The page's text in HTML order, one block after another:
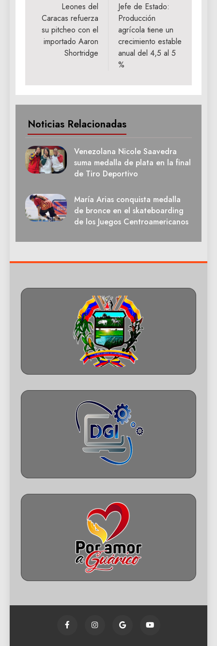
entradas
Leones del
Caracas refuerza
su pitcheo con el
importado Aaron
Shortridge
Jefe de Estado:
Producción
agrícola tiene un
crecimiento estable
anual del 4,5 al 5
%
Noticias Relacionadas
Venezolana Nicole Saavedra
suma medalla de plata en la final
de Tiro Deportivo
María Arias conquista medalla
de bronce en el skateboarding
de los Juegos Centroamericanos